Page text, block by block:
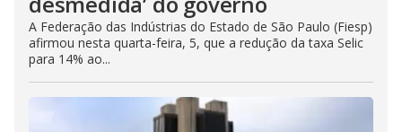
A Federação das Indústrias do Estado de São Paulo (Fiesp)
afirmou nesta quarta-feira, 5, que a redução da taxa Selic
para 14% ao...